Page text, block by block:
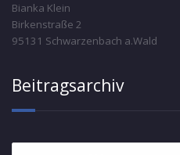
Bianka Klein
Birkenstraße 2
95131 Schwarzenbach a.Wald
Beitragsarchiv